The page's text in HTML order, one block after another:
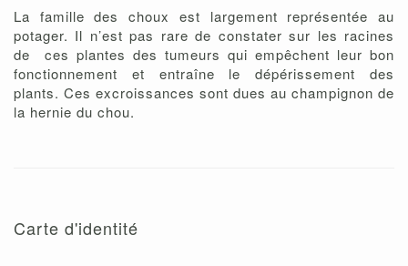
La famille des choux est largement représentée au
potager. Il n’est pas rare de constater sur les racines
de ces plantes des tumeurs qui empêchent leur bon
fonctionnement et entraîne le dépérissement des
plants. Ces excroissances sont dues au champignon de
la hernie du chou.
Carte d'identité